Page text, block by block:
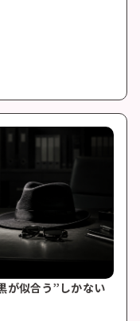
が似合う”しかない